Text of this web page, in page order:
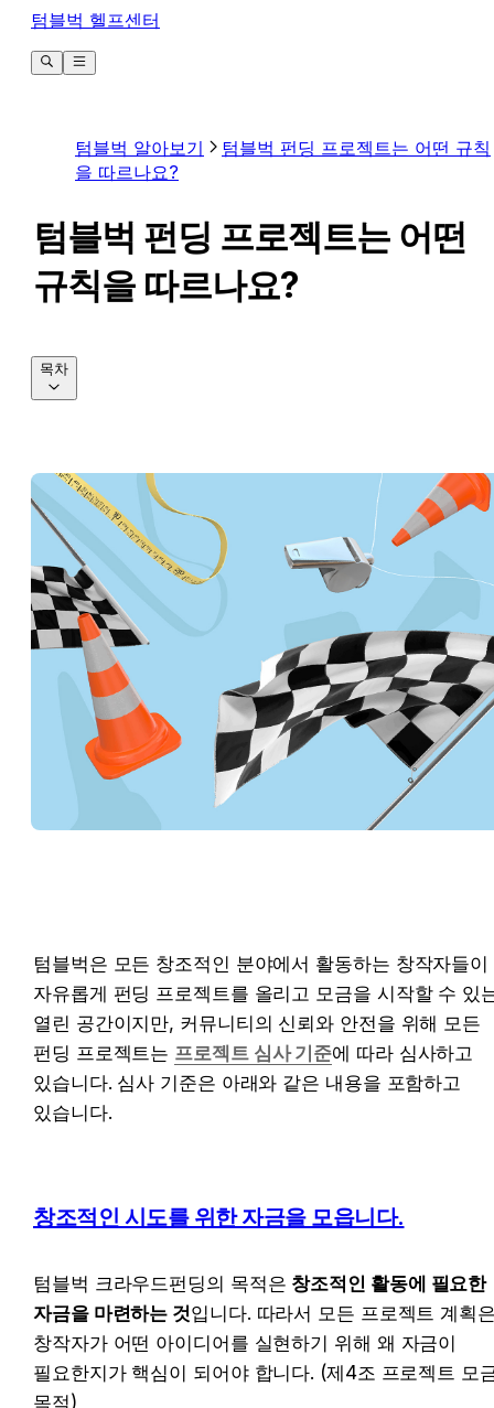
텀블벅 헬프센터
텀블벅 알아보기
텀블벅 펀딩 프로젝트는 어떤 규칙
을 따르나요?
텀블벅 펀딩 프로젝트는 어떤
규칙을 따르나요?
텀블벅은 모든 창조적인 분야에서 활동하는 창작자들이
자유롭게 펀딩 프로젝트를 올리고 모금을 시작할 수 있
열린 공간이지만, 커뮤니티의 신뢰와 안전을 위해 모든
펀딩 프로젝트는 프로젝트 심사 기준에 따라 심사하고
있습니다. 심사 기준은 아래와 같은 내용을 포함하고
있습니다.
창조적인 시도를 위한 자금을 모읍니다.
텀블벅 크라우드펀딩의 목적은 창조적인 활동에 필요한
자금을 마련하는 것입니다. 따라서 모든 프로젝트 계획
창작자가 어떤 아이디어를 실현하기 위해 왜 자금이
필요한지가 핵심이 되어야 합니다. (제4조 프로젝트 모
목적)
목차